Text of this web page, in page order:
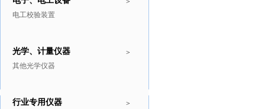
>
电工校验装置
>
光学、计量仪器
其他光学仪器
>
行业专用仪器
推广商品 更多>>